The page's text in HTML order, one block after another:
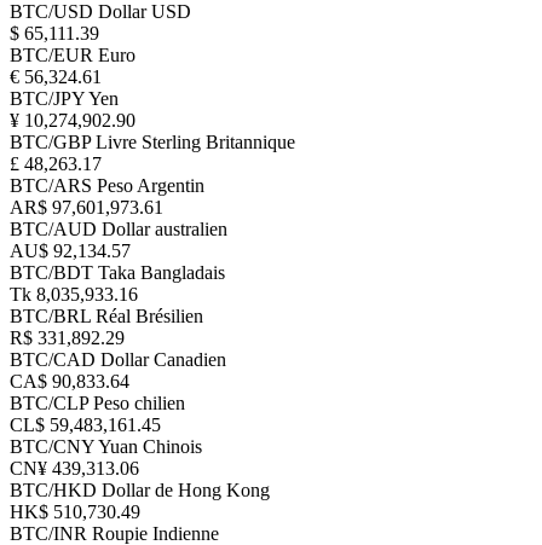
BTC/USD Dollar USD
$ 65,111.39
BTC/EUR Euro
€ 56,324.61
BTC/JPYYen
¥ 10,274,902.90
BTC/GBP Livre Sterling Britannique
£ 48,263.17
BTC/ARS Peso Argentin
AR$ 97,601,973.61
BTC/AUD Dollar australien
AU$ 92,134.57
BTC/BDT Taka Bangladais
Tk 8,035,933.16
BTC/BRL Réal Brésilien
R$ 331,892.29
BTC/CAD Dollar Canadien
CA$ 90,833.64
BTC/CLP Peso chilien
CL$ 59,483,161.45
BTC/CNYYuan Chinois
CN¥ 439,313.06
BTC/HKD Dollar de Hong Kong
HK$ 510,730.49
BTC/INR Roupie Indienne